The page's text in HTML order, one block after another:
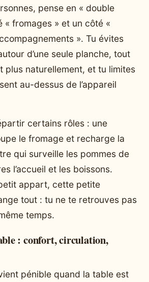
pense en « double
« fromages » et un côté «
». Tu évites
d’une seule planche, tout
plus naturellement, et tu limites
au-dessus de l’appareil
certains rôles : une
le fromage et recharge la
qui surveille les pommes de
l’accueil et les boissons.
appart, cette petite
tout : tu ne te retrouves pas
temps.
: confort, circulation,
pénible quand la table est